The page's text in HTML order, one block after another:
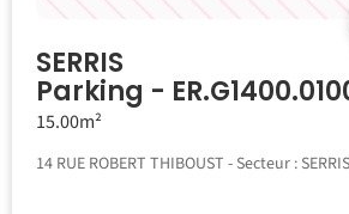
SERRIS
Parking -
15.00m²
14 RUE ROBERT THIBOUST - Secteur : SERRIS